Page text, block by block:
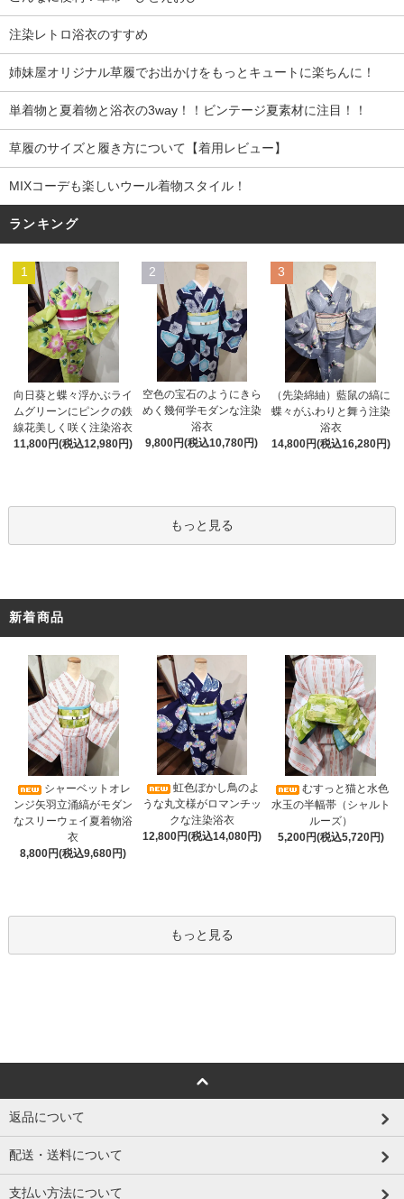
注染レトロ浴衣のすすめ
姉妹屋オリジナル草履でお出かけをもっとキュートに楽ちんに！
単着物と夏着物と浴衣の3way！！ビンテージ夏素材に注目！！
草履のサイズと履き方について【着用レビュー】
MIXコーデも楽しいウール着物スタイル！
ランキング
1
向日葵と蝶々浮かぶライ
ムグリーンにピンクの鉄
線花美しく咲く注染浴衣
11,800円(税込12,980円)
2
空色の宝石のようにきら
めく幾何学モダンな注染
浴衣
9,800円(税込10,780円)
3
（先染綿紬）藍鼠の縞に
蝶々がふわりと舞う注染
浴衣
14,800円(税込16,280円)
もっと見る
新着商品
シャーベットオレ
ンジ矢羽立涌縞がモダン
なスリーウェイ夏着物浴
衣
8,800円(税込9,680円)
虹色ぼかし鳥のよ
うな丸文様がロマンチッ
クな注染浴衣
12,800円(税込14,080円)
むすっと猫と水色
水玉の半幅帯（シャルト
ルーズ）
5,200円(税込5,720円)
もっと見る
返品について
配送・送料について
支払い方法について